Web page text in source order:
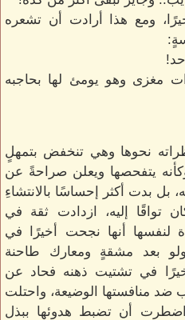
ومع هذا أرادت أن تشعره
ذات مغزى وهو يومئ لها بحاجبه
نحوها وهي تنخفض بتمهلٍ
يتفحصها ويعلن صراحةً عن
بل بدت أكثر إحساسًا بالانتشاءِ
تواقًا إليه، ازدادت ثقة في
لنفسها أنها نجحت أخيرًا في
ولو بعد مشقةٍ ومعارك طاحنة
في تشتيت ذهنه فحاد عن
ضد منافستها الوضيعة، واحتلت
اضطرت أن تضبط هدوئها ببذل